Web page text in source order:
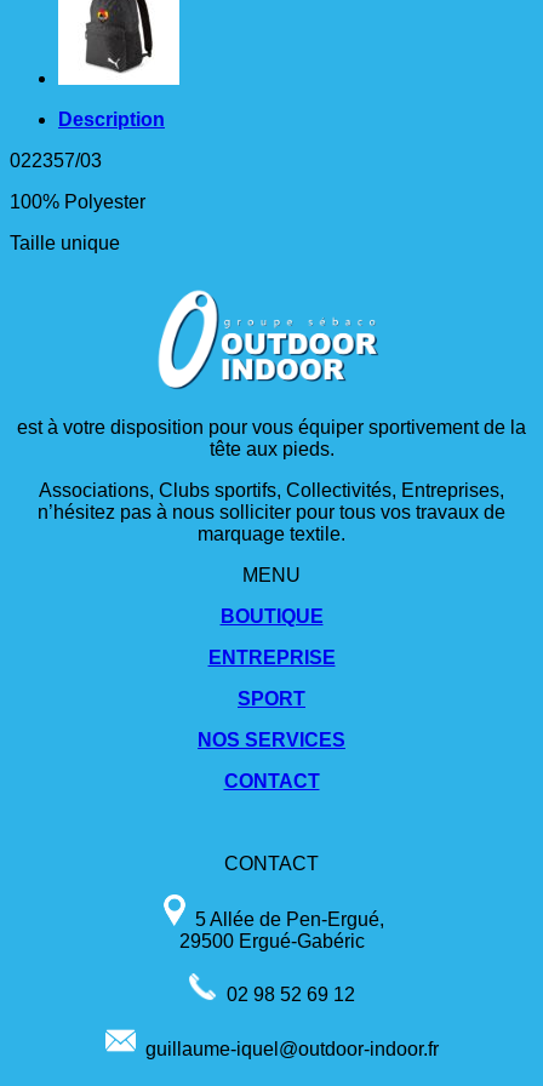
Description
022357/03
100% Polyester
Taille unique
est à votre disposition pour vous équiper sportivement de la
tête aux pieds.
Associations, Clubs sportifs, Collectivités, Entreprises,
n’hésitez pas à nous solliciter pour tous vos travaux de
marquage textile.
MENU
BOUTIQUE
ENTREPRISE
SPORT
NOS SERVICES
CONTACT
CONTACT
5 Allée de Pen-Ergué,
29500 Ergué-Gabéric
02 98 52 69 12
guillaume-iquel@outdoor-indoor.fr